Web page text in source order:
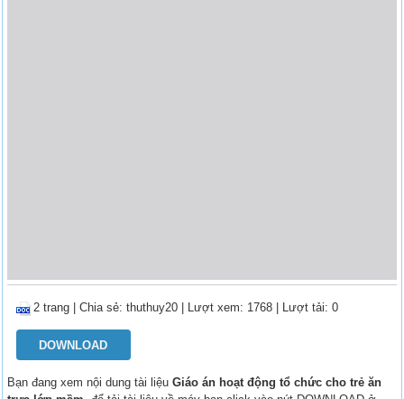
2 trang |Chia sẻ:thuthuy20 | Lượt xem: 1768 | Lượt tải: 0
DOWNLOAD
Bạn đang xem nội dung tài liệuGiáo án hoạt động tổ chức cho trẻ ăn